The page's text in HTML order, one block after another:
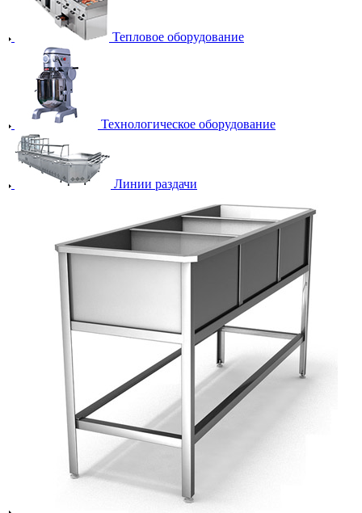
Тепловое оборудование
Технологическое оборудование
Линии раздачи